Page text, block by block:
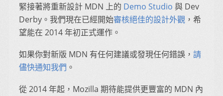
緊接著將重新設計 MDN 上的 Demo Studio 與 Dev
Derby。我們現在已經開始審核絕佳的設計外觀 ，希
望能在 2014 年初正式運作。
如果你對新版 MDN 有任何建議或發現任何錯誤， 請
儘快通知我們 。
從 2014 年起，Mozilla 期待能提供更豐富的 MDN 內